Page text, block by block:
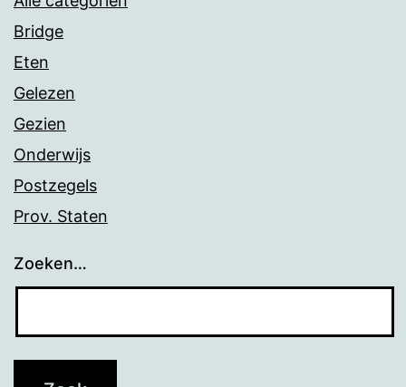
Bridge
Eten
Gelezen
Gezien
Onderwijs
Postzegels
Prov. Staten
Zoeken…